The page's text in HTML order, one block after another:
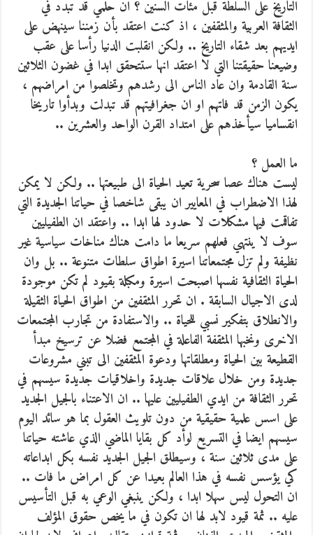
التاريخ على السلطة قبل مئات السنين ؟ ان حلمي قد تبدد في
الثقافة العربية والمثقفين ، اذ كنت اعتقد بأن زمننا سينهض على
ايديهم بعد شقاء التاريخ .. ولكن انقلبت الدنيا رأسا على عقب
وضيعنا حقيقتنا التي لا اعتقد انها ستتحقق ابدا في غضون الثلاثين
سنة القادمة وان عاد الناس الى رشدهم وتخلصوا من امراضهم ،
يكون الزمن قد فاتهم او ان جغرافيتهم قد تبدلت وبدأوا تاريخا
انقساميا سيأخذهم على امتداد القرن الواحد والعشرين ..
ما العمل ؟
ليست هناك عصا سحرية تعيد الحياة الى طبيعتها .. ولكن لا يمكن
لهذا الاضطراب في المعايير ان يبقى شاخصا في حياتنا الجديدة التي
تفاقمت فيها مشكلات لا حدود لها ابدا .. واعتقد ان الطفيليين
سوف لا ينتهي فعلهم سريعا ما دامت هناك مناخات سياسية غير
نظيفة ولم تزل مجتمعاتنا اسيرة اطواق سلطات متنوعة .. بل وان
الحياة الثقافية نفسها اصبحت اسيرة ومكبلة بقيود لم تكن موجودة
لدى الاجيال السابقة . ان تحرر المثقفين من اطواق الحياة الثقيلة
والانطلاق بتفكير نسبي للحياة .. والاستفادة من تجارب المجتمعات
الاخرى ونخبها المثقفة الفاعلة في المجتمع فضلا عن ترسيخ مبدأ
القطيعة بين الحياة ومطلقاتها ودعوة المثقفين الى تبني مشروعات
جديدة ومن خلال علاقات جديدة واخلاقيات جديدة سيسهم في
تحرر الثقافة من ايدي الطفيليين عليها .. ان الاعتناء بالجيل الجديد
على اسس علمية حقيقية من دون تلويث العقول بما هو سائد اليوم
سيسهم ايضا في التسريع لوأد كل بقايا الماضي الذي عاشته حياتنا
على مدى ثلاثين سنة ، وسيطلق الجيل الجديد نفسه بكل ابداعاته
كي يؤسس نفسه في هذا العالم بعيدا عن كل امراض ما فات ..
ان التحول ليس سهلا ابدا ، ولكن ينبغي الوعي به قبل التأسيس
عليه .. ثمة قيود لابد لها ان تكون في ما يخص حقوق المؤلف